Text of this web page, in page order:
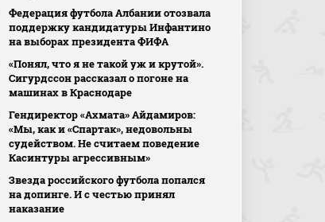
Федерация футбола Албании отозвала
поддержку кандидатуры Инфантино
на выборах президента ФИФА
«Понял, что я не такой уж и крутой».
Сигурдссон рассказал о погоне на
машинах в Краснодаре
Гендиректор «Ахмата» Айдамиров:
«Мы, как и «Спартак», недовольны
судейством. Не считаем поведение
Касинтуры агрессивным»
Звезда российского футбола попался
на допинге. И с честью принял
наказание